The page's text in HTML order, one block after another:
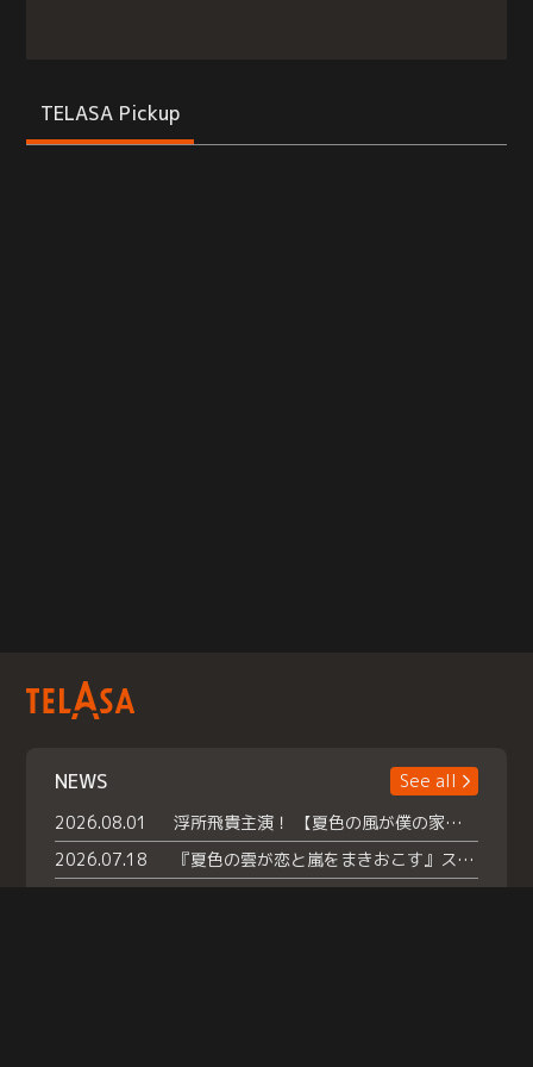
TELASA Pickup
NEWS
See all
2026.08.01
浮所飛貴主演！ 【夏色の風が僕の家にやってきた】 本日よりテラサで独占配信スタート！
2026.07.18
『夏色の雲が恋と嵐をまきおこす』スペシャルメイキング 【Part1】2026年７月18日（土）23時30分～配信スタート！話題のシーンの裏側を大公開！豪華キャスト大集合！ 『武宮家 真夏の家族会議』開催！